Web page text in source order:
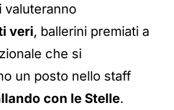
valuteranno
veri, ballerini premiati a
che si
un posto nello staff
con le Stelle.